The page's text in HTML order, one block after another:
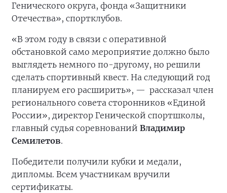
Генического округа, фонда «Защитники
Отечества», спортклубов.
«В этом году в связи с оперативной
обстановкой само мероприятие должно было
выглядеть немного по-другому, но решили
сделать спортивный квест. На следующий год
планируем его расширить», — рассказал член
регионального совета сторонников «Единой
России», директор Генической спортшколы,
главный судья соревнований Владимир
Семилетов.
Победители получили кубки и медали,
дипломы. Всем участникам вручили
сертификаты.